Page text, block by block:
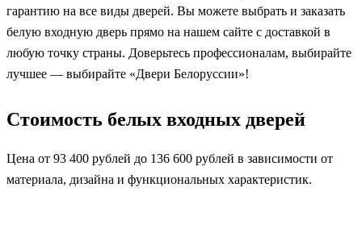
гарантию на все виды дверей. Вы можете выбрать и заказать
белую входную дверь прямо на нашем сайте с доставкой в
любую точку страны. Доверьтесь профессионалам, выбирайте
лучшее — выбирайте «Двери Белоруссии»!
Стоимость белых входных дверей
Цена от 93 400 рублей до 136 600 рублей в зависимости от
материала, дизайна и функциональных характеристик.